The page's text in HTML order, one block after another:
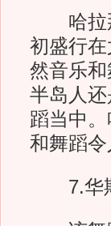
哈拉那
初盛行
然音乐
半岛人
蹈当中
和舞蹈令
7.华斯